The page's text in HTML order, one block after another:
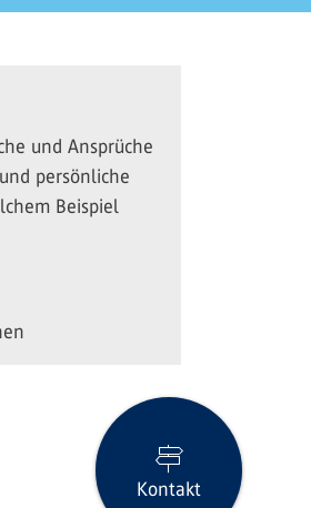
und Ansprüche
persönliche
Beispiel
Kontakt